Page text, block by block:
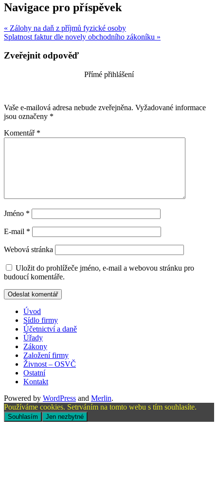
Navigace pro příspěvek
« Zálohy na daň z příjmů fyzické osoby
Splatnost faktur dle novely obchodního zákoníku »
Zveřejnit odpověď
Přímé přihlášení
Vaše e-mailová adresa nebude zveřejněna. Vyžadované informace
jsou označeny *
Komentář *
Jméno *
E-mail *
Webová stránka
Uložit do prohlížeče jméno, e-mail a webovou stránku pro
budoucí komentáře.
Úvod
Sídlo firmy
Účetnictví a daně
Úřady
Zákony
Založení firmy
Živnost – OSVČ
Ostatní
Kontakt
Powered by WordPress and Merlin.
Používáme cookies. Setrváním na tomto webu s tím souhlasíte.
Souhlasím Jen nezbytné